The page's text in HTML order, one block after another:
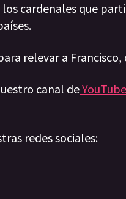
cardenales que
relevar a
canal deYouTube
redes sociales: